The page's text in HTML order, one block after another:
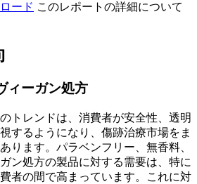
ード このレポートの詳細について
ィーガン処方
トレンドは、消費者が安全性、透明
するようになり、傷跡治療市場をま
ります。パラベンフリー、無香料、
ン処方の製品に対する需要は、特に
者の間で高まっています。これに対